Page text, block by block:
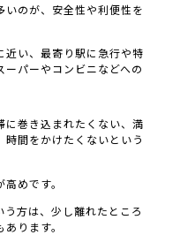
のが、安全性や利便性を
近い、最寄り駅に急行や特
パーやコンビニなどへの
に巻き込まれたくない、満
間をかけたくないという
めです。
方は、少し離れたところ
ります。